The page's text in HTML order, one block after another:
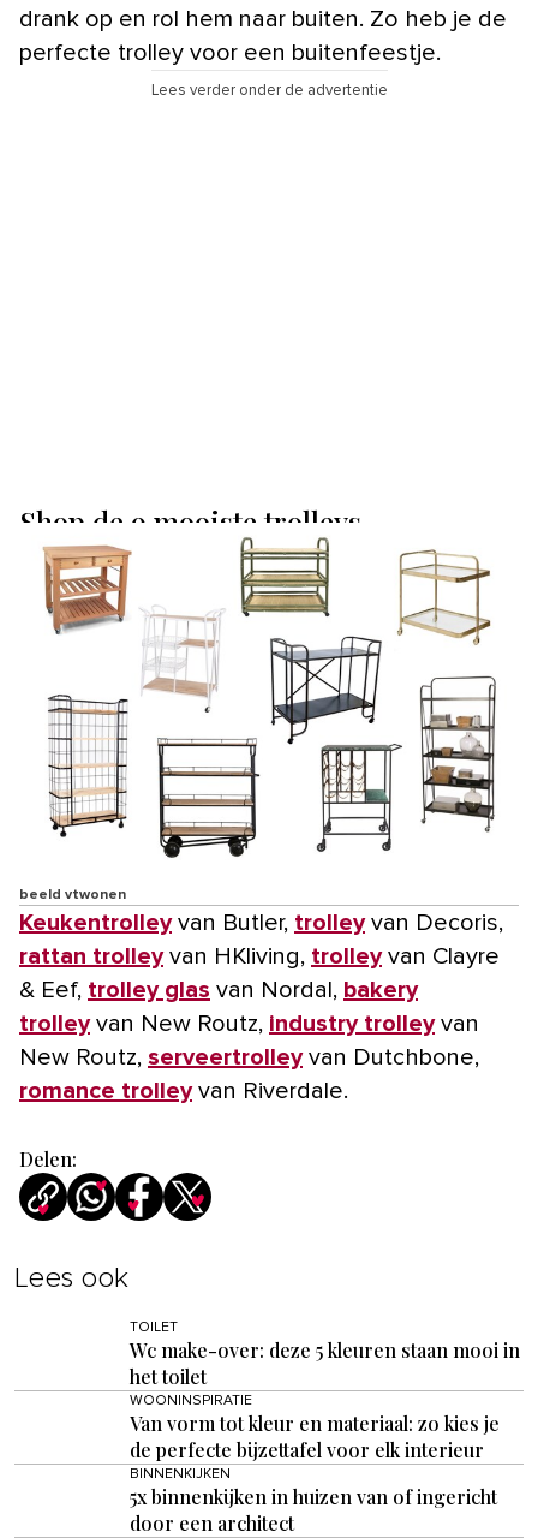
drank op en rol hem naar buiten. Zo heb je de
perfecte trolley voor een buitenfeestje.
Lees verder onder de advertentie
Shop de 9 mooiste trolleys
beeld vtwonen
Keukentrolleyvan Butler, trolleyvan Decoris,
rattan trolleyvan HKliving, trolleyvan Clayre
& Eef, trolley glas van Nordal, bakery
trolleyvan New Routz, industry trolleyvan
New Routz, serveertrolleyvan Dutchbone,
romance trolleyvan Riverdale.
Delen:
Lees ook
TOILET
Wc make-over: deze 5 kleuren staan mooi in
het toilet
WOONINSPIRATIE
Van vorm tot kleur en materiaal: zo kies je
de perfecte bijzettafel voor elk interieur
BINNENKIJKEN
5x binnenkijken in huizen van of ingericht
door een architect